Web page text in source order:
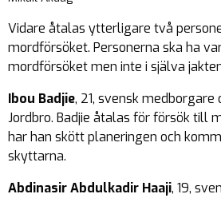
Vidare åtalas ytterligare två
mordförsöket. Personerna ska ha
mordförsöket men inte i själva
Ibou Badjie, 21, svensk
Jordbro. Badjie åtalas för försök till
har han skött planeringen och
skyttarna.
Abdinasir Abdulkadir Haaji, 19,